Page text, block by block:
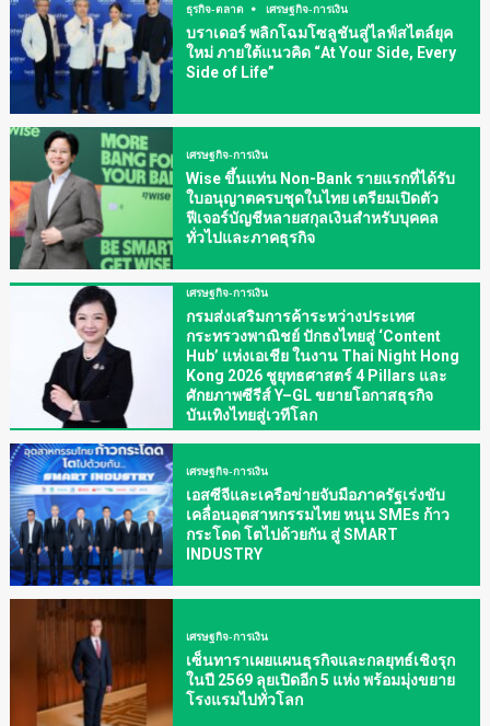
ธุรกิจ-ตลาด เศรษฐกิจ-การเงิน
บราเดอร์ พลิกโฉมโซลูชันสู่ไลฟ์สไตล์ยุค
ใหม่ ภายใต้แนวคิด “At Your Side, Every
Side of Life”
เศรษฐกิจ-การเงิน
Wise ขึ้นแท่น Non-Bank รายแรกที่ได้รับ
ใบอนุญาตครบชุดในไทย เตรียมเปิดตัว
ฟีเจอร์บัญชีหลายสกุลเงินสำหรับบุคคล
ทั่วไปและภาคธุรกิจ
เศรษฐกิจ-การเงิน
กรมส่งเสริมการค้าระหว่างประเทศ
กระทรวงพาณิชย์ ปักธงไทยสู่ ‘Content
Hub’ แห่งเอเชีย ในงาน Thai Night Hong
Kong 2026 ชูยุทธศาสตร์ 4 Pillars และ
ศักยภาพซีรีส์ Y–GL ขยายโอกาสธุรกิจ
บันเทิงไทยสู่เวทีโลก
เศรษฐกิจ-การเงิน
เอสซีจีและเครือข่ายจับมือภาครัฐเร่งขับ
เคลื่อนอุตสาหกรรมไทย หนุน SMEs ก้าว
กระโดด โตไปด้วยกัน สู่ SMART
INDUSTRY
เศรษฐกิจ-การเงิน
เซ็นทาราเผยแผนธุรกิจและกลยุทธ์เชิงรุก
ในปี 2569 ลุยเปิดอีก 5 แห่ง พร้อมมุ่งขยาย
โรงแรมไปทั่วโลก